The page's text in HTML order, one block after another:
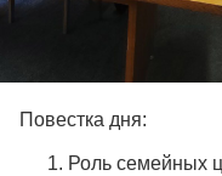
Повестка дня:
Роль семейных